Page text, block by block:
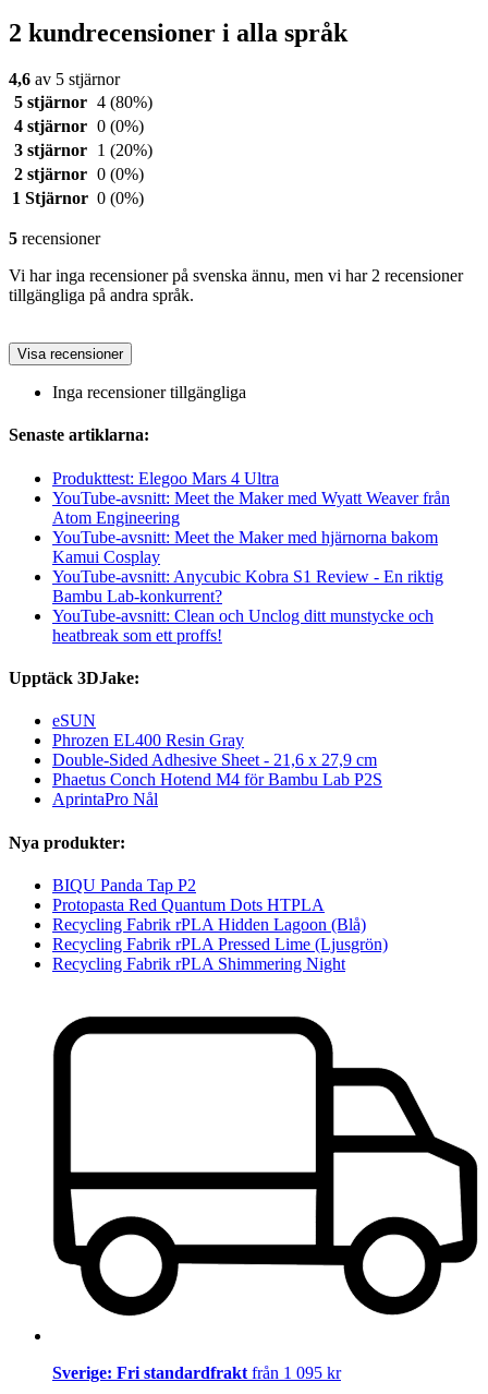
2 kundrecensioner i alla språk
4,6 av 5 stjärnor
5 stjärnor 4 (80%)
4 stjärnor 0 (0%)
3 stjärnor
1 (20%)
2 stjärnor 0 (0%)
1 Stjärnor 0 (0%)
5 recensioner
Vi har inga recensioner på svenska ännu, men vi har 2 recensioner
tillgängliga på andra språk.
Visa recensioner
Inga recensioner tillgängliga
Senaste artiklarna:
Produkttest: Elegoo Mars 4 Ultra
YouTube-avsnitt: Meet the Maker med Wyatt Weaver från
Atom Engineering
YouTube-avsnitt: Meet the Maker med hjärnorna bakom
Kamui Cosplay
YouTube-avsnitt: Anycubic Kobra S1 Review - En riktig
Bambu Lab-konkurrent?
YouTube-avsnitt: Clean och Unclog ditt munstycke och
heatbreak som ett proffs!
Upptäck 3DJake:
eSUN
Phrozen EL400 Resin Gray
Double-Sided Adhesive Sheet - 21,6 x 27,9 cm
Phaetus Conch Hotend M4 för Bambu Lab P2S
AprintaPro Nål
Nya produkter:
BIQU Panda Tap P2
Protopasta Red Quantum Dots HTPLA
Recycling Fabrik rPLA Hidden Lagoon (Blå)
Recycling Fabrik rPLA Pressed Lime (Ljusgrön)
Recycling Fabrik rPLA Shimmering Night
Sverige: Fri standardfrakt från 1 095 kr